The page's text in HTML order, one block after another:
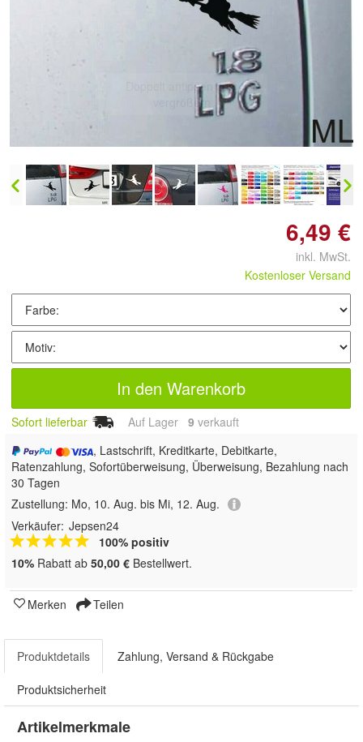
Doppelt antippen zum
vergrößern
6,49 €
inkl. MwSt.
Kostenloser Versand
In den Warenkorb
Sofort lieferbar Auf Lager 9 verkauft
, Lastschrift, Kreditkarte, Debitkarte,
Ratenzahlung, Sofortüberweisung, Überweisung, Bezahlung nach
30 Tagen
Zustellung: Mo, 10. Aug. bis Mi, 12. Aug.
Verkäufer: Jepsen24
100% positiv
10% Rabatt ab 50,00 € Bestellwert.
Merken Teilen
Produktdetails Zahlung, Versand & Rückgabe
Produktsicherheit
Artikelmerkmale